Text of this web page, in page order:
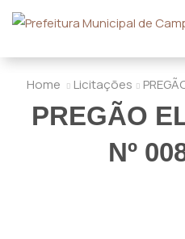
Home Licitações
PREGÃO
Nº